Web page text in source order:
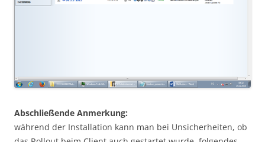
Abschließende Anmerkung:
während der Installation kann man bei Unsicherheiten, ob